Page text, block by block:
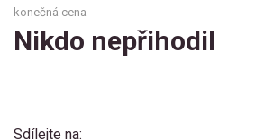
konečná cena
Nikdo nepřihodil
Sdílejte na: